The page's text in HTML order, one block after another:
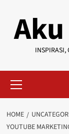
content
INSPIRASI,
Menu
HOME
YOUTUBE